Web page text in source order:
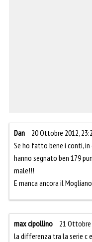
Dan
20 Ottobre 2012,
Se ho fatto bene i conti, in
hanno segnato ben 179
male!!!
E manca ancora il
max cipollino
21 Ottobre
la differenza tra la serie c